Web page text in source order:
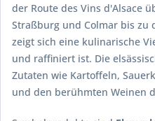
der Route des Vins d'Alsace
Straßburg und Colmar bis zu
zeigt sich eine kulinarische
und raffiniert ist. Die
Zutaten wie Kartoffeln,
und den berühmten Weinen